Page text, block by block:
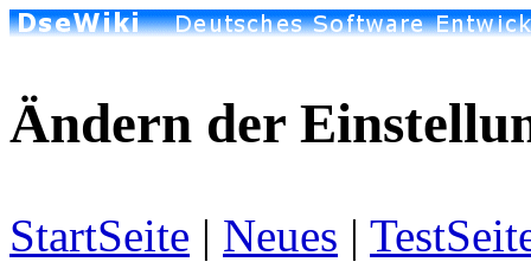
Ändern der
StartSeite | Neues |